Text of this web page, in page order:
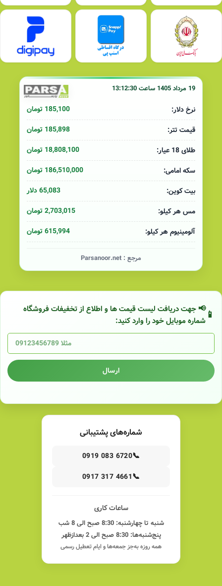
19 مرداد 1405 ساعت 13:12:30
نرخ دلار:
185,100 تومان
قیمت تتر:
185,898 تومان
طلای 18 عیار:
18,808,100 تومان
سکه امامی:
186,510,000 تومان
بیت کوین:
65,083 دلار
مس هر کیلو:
2,703,015 تومان
آلومینیوم هر کیلو:
615,994 تومان
مرجع : Parsanoor.net
📢 جهت دریافت لیست قیمت ها و اطلاع از تخفیفات فروشگاه
شماره موبایل خود را وارد کنید:
ارسال
شماره‌های پشتیبانی
📞
0919 083 6720
📞
0917 317 4661
ساعات کاری
شنبه تا چهارشنبه: 8:30 صبح الی 8 شب
پنج‌شنبه‌ها: 8:30 صبح الی 2 بعدازظهر
همه روزه به‌جز جمعه‌ها و ایام تعطیل رسمی